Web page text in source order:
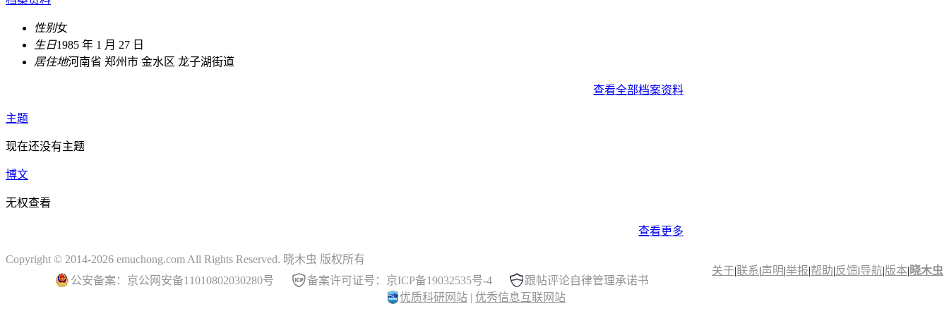
性别女
生日1985 年 1 月 27 日
居住地河南省 郑州市 金水区 龙子湖街道
查看全部档案资料
主题
现在还没有主题
博文
无权查看
查看更多
关于|联系|声明|举报|帮助|反馈|导航|版本| 晓木虫
Copyright © 2014-2026 emuchong.com All Rights Reserved. 晓木虫 版权所有
公安备案：京公网安备11010802030280号
备案许可证号：京ICP备19032535号-4
跟帖评论自律管理承诺书
优质科研网站 | 优秀信息互联网站